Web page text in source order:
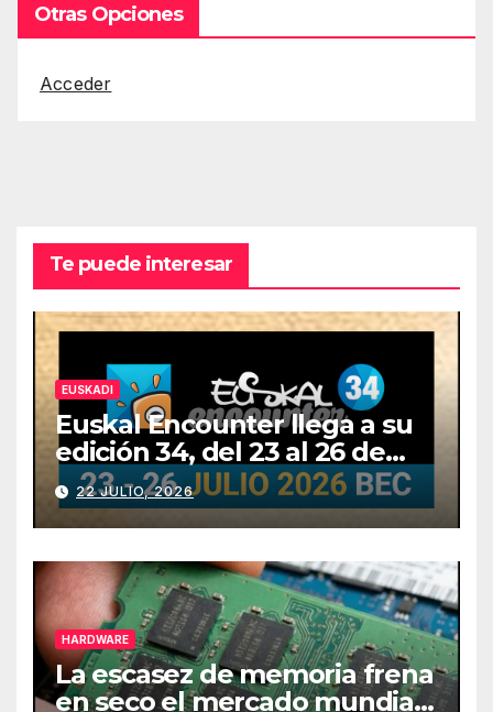
Otras Opciones
Acceder
Te puede interesar
EUSKADI
Euskal Encounter llega a su
edición 34, del 23 al 26 de
julio
22 JULIO, 2026
HARDWARE
La escasez de memoria frena
en seco el mercado mundial